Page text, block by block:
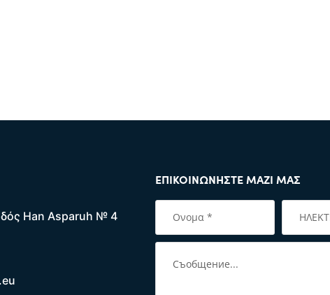
Han Asparuh № 4
ΕΠΙΚΟΙΝΩΝΉΣΤΕ ΜΑΖΊ ΜΑΣ